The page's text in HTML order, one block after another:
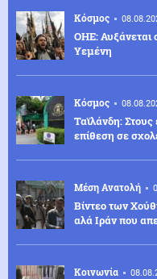
Κόσμος
ΟΗΕ: Αυξάνεται
Υεμένη
Κόσμος
Ταϊλάνδη:
επίθεση σε
Μέση Ανατολή
Βίντεο των
αλά Ιράν που
Κοινωνία